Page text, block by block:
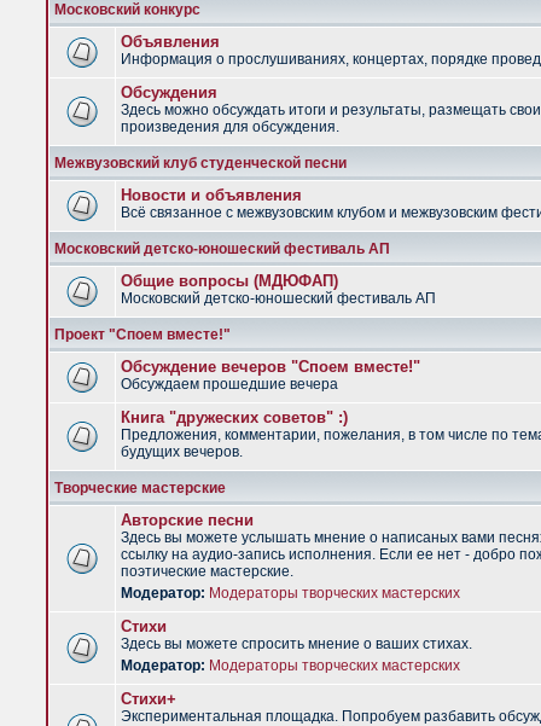
Московский конкурс
Объявления
Информация о прослушиваниях, концертах, порядке
Обсуждения
Здесь можно обсуждать итоги и результаты, размещать
произведения для обсуждения.
Межвузовский клуб студенческой песни
Новости и объявления
Всё связанное с межвузовским клубом и межвузовским
Московский детско-юношеский фестиваль АП
Общие вопросы (МДЮФАП)
Московский детско-юношеский фестиваль АП
Проект "Споем вместе!"
Обсуждение вечеров "Споем вместе!"
Обсуждаем прошедшие вечера
Книга "дружеских советов" :)
Предложения, комментарии, пожелания, в том числе по
будущих вечеров.
Творческие мастерские
Авторские песни
Здесь вы можете услышать мнение о написаных вами
ссылку на аудио-запись исполнения. Если ее нет - добро
поэтические мастерские.
Модератор: Модераторы творческих мастерских
Стихи
Здесь вы можете спросить мнение о ваших стихах.
Модератор: Модераторы творческих мастерских
Стихи+
Экспериментальная площадка. Попробуем разбавить